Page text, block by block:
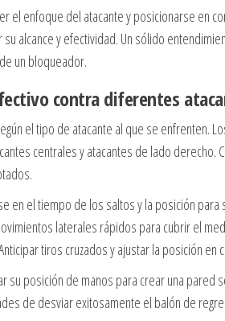
enfoque del atacante y posicionarse en
alcance y efectividad. Un sólido
un bloqueador.
contra diferentes
el tipo de atacante al que se enfrenten.
centrales y atacantes de lado derecho.
en el tiempo de los saltos y la posición para
laterales rápidos para cubrir el
tiros cruzados y ajustar la posición en
posición de manos para crear una pared
de desviar exitosamente el balón de